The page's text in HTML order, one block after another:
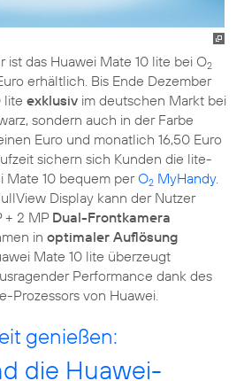
ist das Huawei Mate 10 lite bei O2
erhältlich. Bis Ende Dezember
lite exklusiv im deutschen Markt bei
sondern auch in der Farbe
Euro und monatlich 16,50 Euro
sichern sich Kunden die lite-
Mate 10 bequem perO2 MyHandy.
Display kann der Nutzer
+ 2 MP Dual-Frontkamera
in optimaler Auflösung
Mate 10 lite überzeugt
Performance dank des
Prozessors von Huawei.
genießen:
die Huawei-